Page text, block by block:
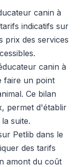
canin à
indicatifs sur
prix des services
canin à
faire un point
Ce bilan
permet d'établir
suite.
Petlib dans le
des tarifs
amont du coût